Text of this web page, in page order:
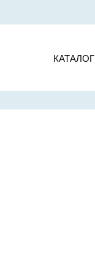
КАТАЛОГ